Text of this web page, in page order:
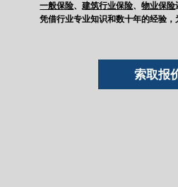
一般保险、建筑行业保险、物业保险
凭借行业专业知识和数十年的经验，
索取报